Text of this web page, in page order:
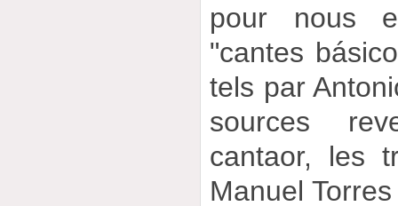
pour nous
"cantes
tels par
sources
cantaor, les
Manuel